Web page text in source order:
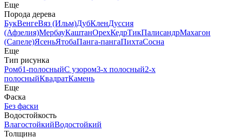
Еще
Порода дерева
БукВенгеВяз (Ильм)ДубКленДуссия
(Афзелия)МербауКаштанОрехКедрТикПалисандрМахагон
(Сапеле)ЯсеньЯтобаПанга-пангаПихтаСосна
Еще
Тип рисунка
Ромб1-полосныйС узором3-х полосный2-х
полосныйКвадратКамень
Еще
Фаска
Без фаски
Водостойкость
ВлагостойкийВодостойкий
Толщина